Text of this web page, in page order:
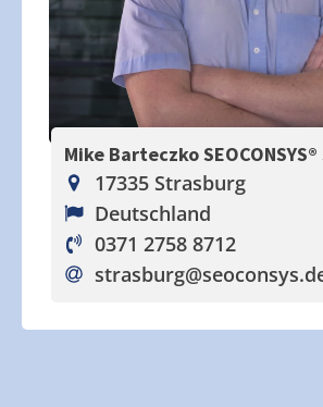
Mike Barteczko SEOCONSYS®
17335 Strasburg
Deutschland
0371 2758 8712
strasburg